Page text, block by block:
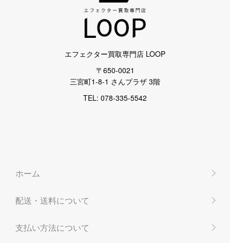
エフェクター買取専門店 LOOP
〒650-0021
三宮町1-8-1 さんプラザ 3階
TEL: 078-335-5542
ホーム
配送・送料について
支払い方法について